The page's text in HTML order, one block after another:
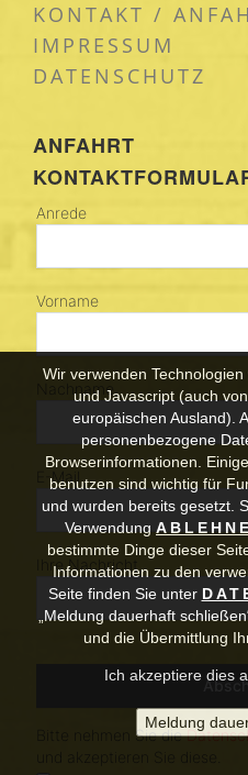
KONTAKT /
IMPRESSUM
DATENSCHUTZ
ANFAHRT
Wir verwenden
und Javascript (auch
europäischen Ausland).
personenbezogene
Browserinformationen.
benutzen sind wichtig für
und wurden bereits gesetzt.
Verwendung
bestimmte Dinge dieser
Informationen zu den
Seite finden Sie unter
„Meldung dauerhaft
und die Übermittlung
Ich akzeptiere dies